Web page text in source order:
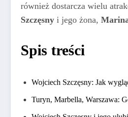
również dostarcza wielu
Szczęsny i jego żona,
Spis treści
Wojciech Szczęsny: Jak
Turyn, Marbella, Warszawa: